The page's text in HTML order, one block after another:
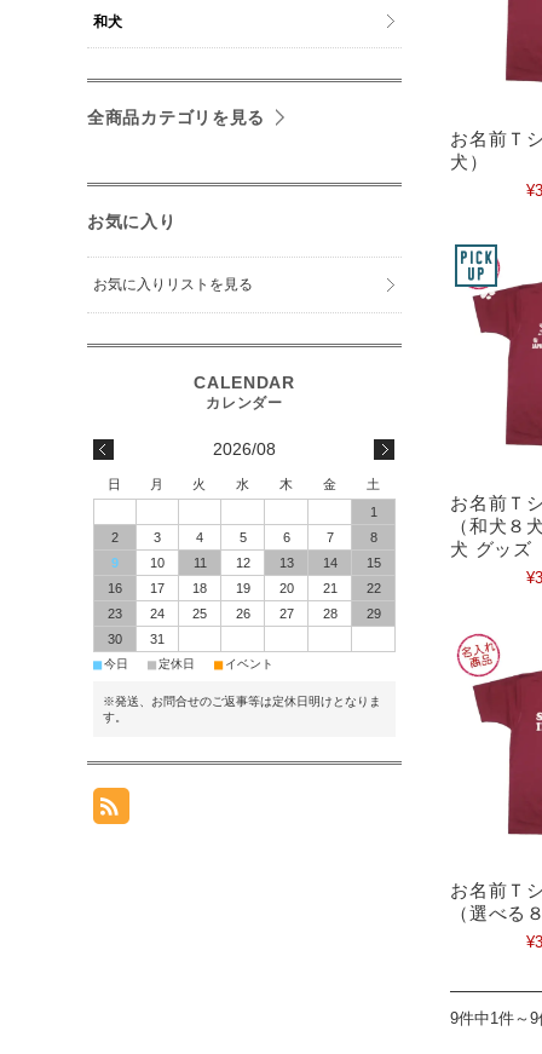
お名前Ｔ
犬）
お名前Ｔ
（和犬８
犬 グッズ
お名前Ｔ
（選べる
9件中1件～
和犬
全商品カテゴリを見る
お気に入り
お気に入りリストを見る
2026/08
日 月 火 水 木 金
土
1
2
3 4 5 6 7
8
9
10 11 12 13 14
15
16
17 18 19 20 21
22
23
24 25 26 27 28
29
30
31
■今日 ■定休日 ■ イベント
※発送、お問合せのご返事等は定休日明けとなりま
す。